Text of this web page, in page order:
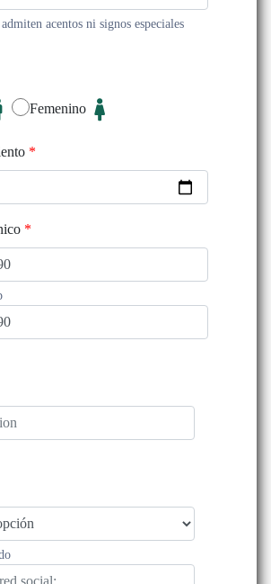
acentos ni signos especiales
Femenino
*
*